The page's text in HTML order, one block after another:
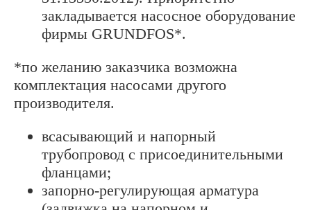
закладывается насосное оборудование
фирмы GRUNDFOS*.
*по желанию заказчика возможна
комплектация насосами другого
производителя.
всасывающий и напорный
трубопровод с присоединительными
фланцами;
запорно-регулирующая арматура